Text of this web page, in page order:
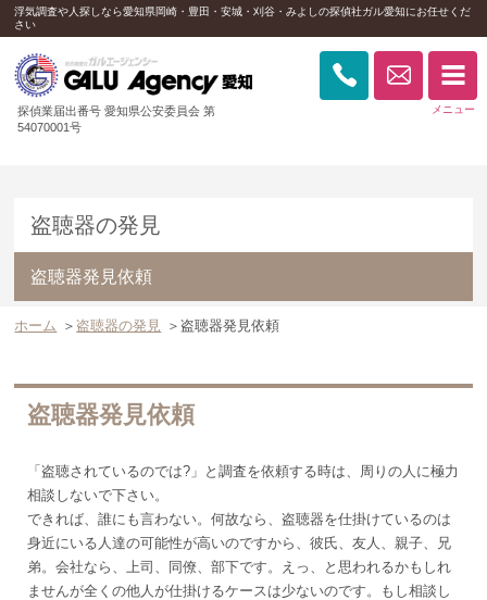
浮気調査や人探しなら愛知県岡崎・豊田・安城・刈谷・みよしの探偵社ガル愛知にお任せくだ
さい
探偵業届出番号 愛知県公安委員会 第
54070001号
盗聴器の発見
盗聴器発見依頼
ホーム ＞ 盗聴器の発見 ＞盗聴器発見依頼
盗聴器発見依頼
「盗聴されているのでは?」と調査を依頼する時は、周りの人に極力
相談しないで下さい。
できれば、誰にも言わない。何故なら、盗聴器を仕掛けているのは
身近にいる人達の可能性が高いのですから、彼氏、友人、親子、兄
弟。会社なら、上司、同僚、部下です。えっ、と思われるかもしれ
ませんが全くの他人が仕掛けるケースは少ないのです。もし相談し